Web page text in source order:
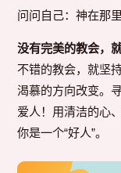
问问自己：神在那
没有完美的教会，
不错的教会，就坚
渴慕的方向改变。
爱人！用清洁的心
你是一个“好人”。